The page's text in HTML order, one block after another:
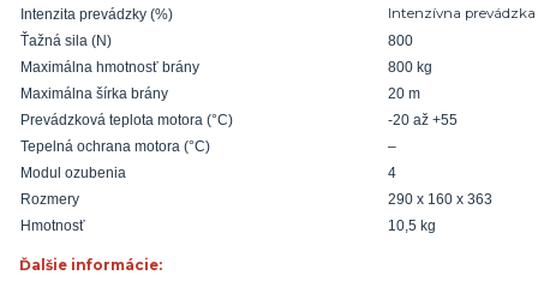
Intenzita prevádzky (%) Intenzívna prevádzka
Ťažná sila (N)
800
Maximálna hmotnosť brány
800 kg
Maximálna šírka brány
20 m
Prevádzková teplota motora (°C)
-20 až +55
Tepelná ochrana motora (°C)
–
Modul ozubenia
4
Rozmery
290 x 160 x 363
Hmotnosť
10,5 kg
Ďalšie informácie: